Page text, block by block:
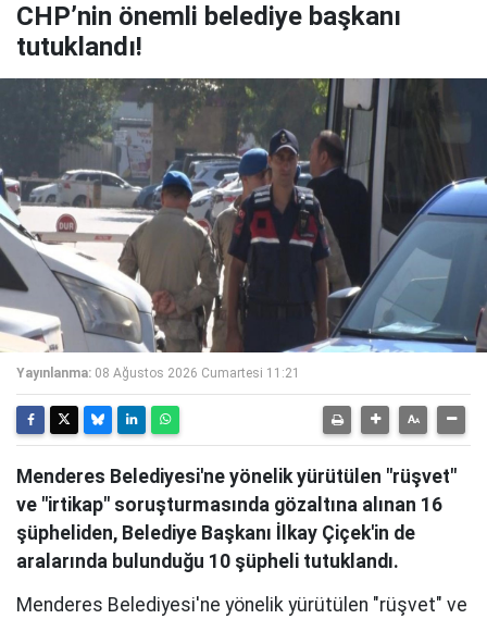
CHP’nin önemli belediye başkanı
tutuklandı!
Yayınlanma: 08 Ağustos 2026 Cumartesi 11:21
Menderes Belediyesi'ne yönelik yürütülen "rüşvet"
ve "irtikap" soruşturmasında gözaltına alınan 16
şüpheliden, Belediye Başkanı İlkay Çiçek'in de
aralarında bulunduğu 10 şüpheli tutuklandı.
Menderes Belediyesi'ne yönelik yürütülen "rüşvet" ve